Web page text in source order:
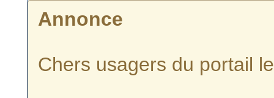
Annonce
Chers usagers du portail